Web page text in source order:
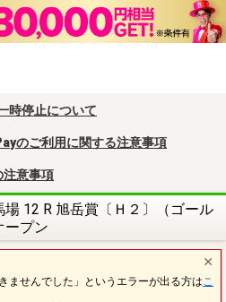
時停止について
のご利用に関する注意事項
注意事項
12 R 旭岳賞〔Ｈ２〕（ゴール
プン
ませんでした」というエラーが出る方は こ